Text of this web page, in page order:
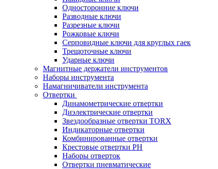
Односторонние ключи
Разводные ключи
Разрезные ключи
Рожковые ключи
Серповидные ключи для круглых гаек
Трещоточные ключи
Ударные ключи
Магнитные держатели инструментов
Наборы инструмента
Намагничиватели инструмента
Отвертки
Динамометрические отвертки
Диэлектрические отвертки
Звездообразные отвертки TORX
Индикаторные отвертки
Комбинированные отвертки
Крестовые отвертки PH
Наборы отверток
Отвертки пневматические